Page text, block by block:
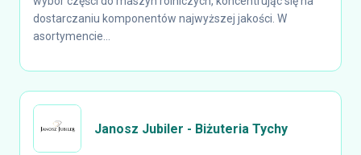
dostarczaniu komponentów najwyższej jakości. W
asortymencie...
Janosz Jubiler - Biżuteria Tychy